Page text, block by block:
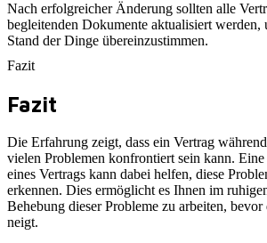
Nach erfolgreicher Änderung sollten alle
begleitenden Dokumente aktualisiert werden,
Stand der Dinge übereinzustimmen.
Fazit
Fazit
Die Erfahrung zeigt, dass ein Vertrag
vielen Problemen konfrontiert sein kann.
eines Vertrags kann dabei helfen, diese
erkennen. Dies ermöglicht es Ihnen im
Behebung dieser Probleme zu arbeiten,
neigt.